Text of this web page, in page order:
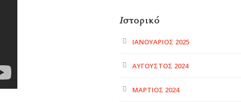
Ιστορικό
ΙΑΝΟΥΆΡΙΟΣ 2025
ΑΎΓΟΥΣΤΟΣ 2024
ΜΆΡΤΙΟΣ 2024